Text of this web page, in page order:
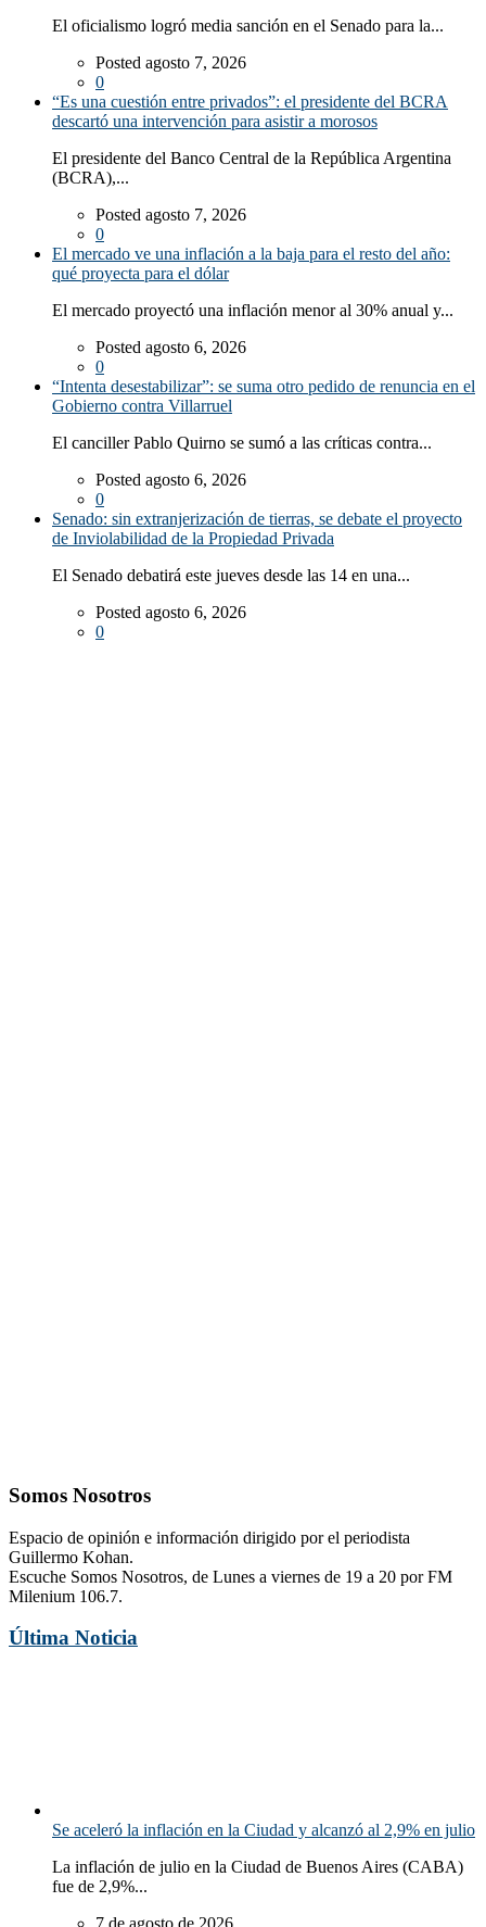
El oficialismo logró media sanción en el Senado para la...
Posted agosto 7, 2026
0
“Es una cuestión entre privados”: el presidente del BCRA
descartó una intervención para asistir a morosos
El presidente del Banco Central de la República Argentina
(BCRA),...
Posted agosto 7, 2026
0
El mercado ve una inflación a la baja para el resto del año:
qué proyecta para el dólar
El mercado proyectó una inflación menor al 30% anual y...
Posted agosto 6, 2026
0
“Intenta desestabilizar”: se suma otro pedido de renuncia en el
Gobierno contra Villarruel
El canciller Pablo Quirno se sumó a las críticas contra...
Posted agosto 6, 2026
0
Senado: sin extranjerización de tierras, se debate el proyecto
de Inviolabilidad de la Propiedad Privada
El Senado debatirá este jueves desde las 14 en una...
Posted agosto 6, 2026
0
Somos Nosotros
Espacio de opinión e información dirigido por el periodista
Guillermo Kohan.
Escuche Somos Nosotros, de Lunes a viernes de 19 a 20 por FM
Milenium 106.7.
Última Noticia
Se aceleró la inflación en la Ciudad y alcanzó al 2,9% en julio
La inflación de julio en la Ciudad de Buenos Aires (CABA)
fue de 2,9%...
7 de agosto de 2026